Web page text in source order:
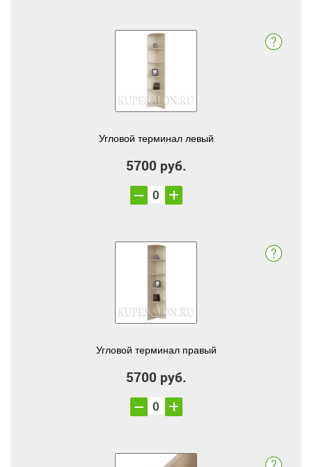
Угловой терминал левый
5700 руб.
Угловой терминал правый
5700 руб.